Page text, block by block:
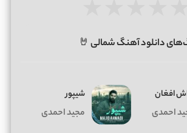
دانلود آهنگ شمالی 🤘
افغان
احمدی
شیپور
مجید احمدی